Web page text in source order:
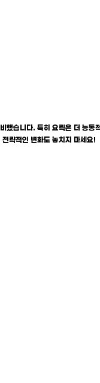
습니다. 특히 요릭은 더 능동
략적인 변화도 놓치지 마세요!